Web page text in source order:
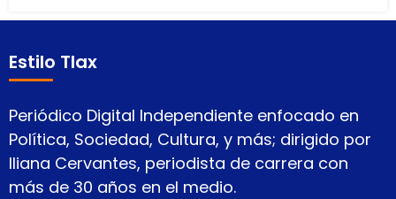
Estilo Tlax
Periódico Digital Independiente enfocado en
Política, Sociedad, Cultura, y más; dirigido por
Iliana Cervantes, periodista de carrera con
más de 30 años en el medio.